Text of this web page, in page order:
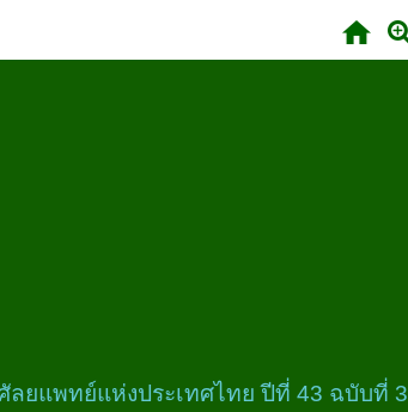
ลยแพทย์แห่งประเทศไทย ปีที่ 43 ฉบับที่ 3